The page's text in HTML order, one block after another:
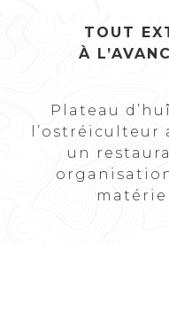
TOUT
À
Plateau
l’ostréiculteur
un